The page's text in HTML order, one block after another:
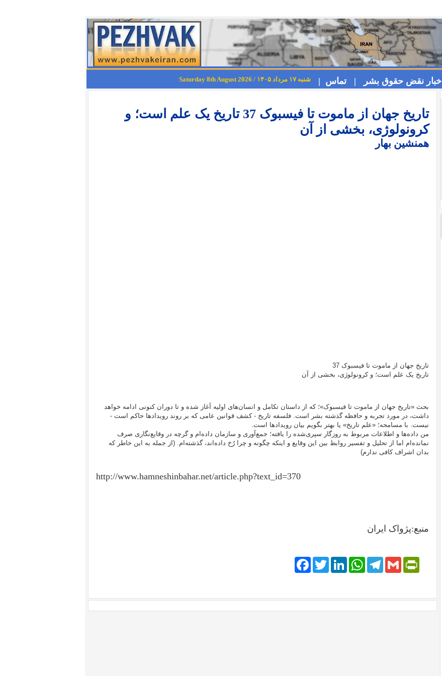
اخبار نقض حقوق بشر | تماس | شنبه ۱۷ مرداد ۱۴۰۵ / Saturday 8th August 2026
تاریخ جهان از ماموت تا فیسبوک 37 تاریخ یک علم است؛ و
کرونولوژی، بخشی از آن
همنشین بهار
تاریخ جهان از ماموت تا فیسبوک 37
تاریخ یک علم است؛ و کرونولوژی، بخشی از آن
بحث «تاریخ جهان از ماموت تا فیسبوک»؛ که از داستان تکامل و انسان‌های اولیه آغاز شده و تا دوران کنونی ادامه خواهد
داشت، در مورد تجربه و حافظه گذشته بشر است. فلسفه تاریخ - کشف قوانین عامی که بر روند رویدادها حاکم است -
نیست. با مسامحه؛ «علم تاریخ» یا بهتر بگویم بیان رویدادها است.
من داده‌ها و اطلاعات مربوط به روزگار سپری‌شده را یافته؛ جمع‌آوری و سازمان داده‌ام و گرچه در وقایع‌نگاری صرف
نمانده‌ام اما از تحلیل و تفسیر روابط بین‌ این وقایع و اینکه چگونه و چرا رُخ داده‌اند، گذشته‌ام. (از جمله به این خاطر که
بدان اشراف کافی ندارم)
http://www.hamneshinbahar.net/article.php?text_id=370
منبع:پژواک ایران
FacebookTwitterLinkedIn
WhatsAppTelegramGmail
PrintFriendly